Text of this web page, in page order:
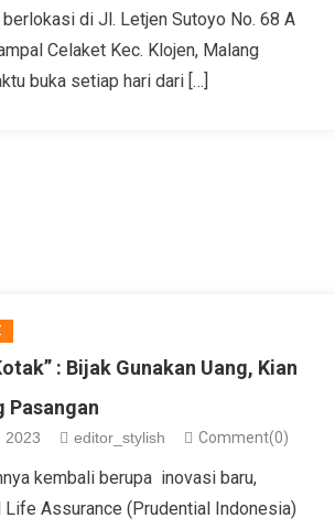
di Jl. Letjen Sutoyo No. 68 A
Celaket Kec. Klojen, Malang
buka setiap hari dari […]
: Bijak Gunakan Uang, Kian
Pasangan
2023 editor_stylish Comment(0)
kembali berupa inovasi baru,
Life Assurance (Prudential Indonesia)